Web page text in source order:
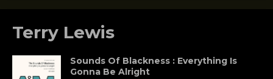
Terry Lewis
Sounds Of Blackness : Everything Is
Gonna Be Alright